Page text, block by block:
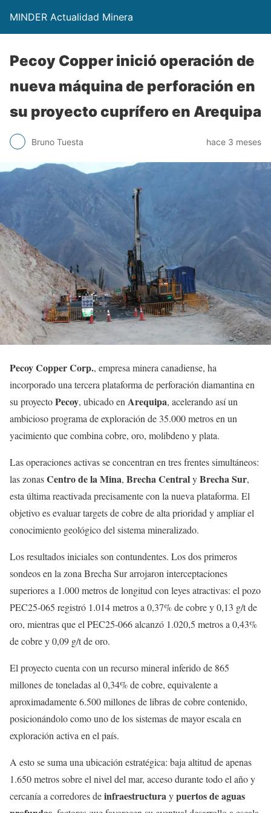
MINDER Actualidad Minera
Pecoy Copper inició operación de
nueva máquina de perforación en
su proyecto cuprífero en Arequipa
Bruno Tuesta hace 3 meses
Pecoy Copper Corp., empresa minera canadiense, ha
incorporado una tercera plataforma de perforación diamantina en
su proyectoPecoy, ubicado enArequipa, acelerando así un
ambicioso programa de exploración de 35.000 metros en un
yacimiento que combina cobre, oro, molibdeno y plata.
Las operaciones activas se concentran en tres frentes simultáneos:
las zonasCentrodela Mina, BrechaCentralyBrechaSur,
esta última reactivada precisamente con la nueva plataforma. El
objetivo es evaluar targets de cobre de alta prioridad y ampliar el
conocimiento geológico del sistema mineralizado.
Los resultados iniciales son contundentes. Los dos primeros
sondeos en la zona Brecha Sur arrojaron interceptaciones
superiores a 1.000 metros de longitud con leyes atractivas: el pozo
PEC25-065 registró 1.014 metros a 0,37% de cobre y 0,13 g/t de
oro, mientras que el PEC25-066 alcanzó 1.020,5 metros a 0,43%
de cobre y 0,09 g/t de oro.
El proyecto cuenta con un recurso mineral inferido de 865
millones de toneladas al 0,34% de cobre, equivalente a
aproximadamente 6.500 millones de libras de cobre contenido,
posicionándolo como uno de los sistemas de mayor escala en
exploración activa en el país.
A esto se suma una ubicación estratégica: baja altitud de apenas
1.650 metros sobre el nivel del mar, acceso durante todo el año y
cercanía a corredores deinfraestructuraypuertosdeaguas